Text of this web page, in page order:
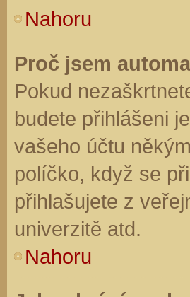
Nahoru
Proč jsem
Pokud
budete přihlášeni
vašeho účtu
políčko, když se
přihlašujete z
univerzitě atd.
Nahoru